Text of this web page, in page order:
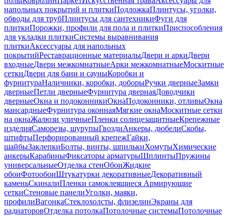
напольных покрытий и плиткиПодложкаПлинтусы, уголки,
обводы для трубПлинтусы для сантехникиФуги для
плиткиПорожки, профили для пола и плиткиПриспособления
для укладки плиткиСистемы выравнивания
плиткиАксессуары для напольных
покрытийРеставрационные материалыДвери и аркиДвери
входныеДвери межкомнатныеАрки межкомнатныеМоскитные
сеткиДвери для бани и сауныКоробки и
фурнитураНаличники, коробки, доборыРучки дверныеЗамки
дверныеПетли дверныеФурнитура двернаяДоводчики
дверныеОкна и подоконникиОкнаПодоконники, отливыОкна
мансардныеФурнитура оконнаяМягкие окнаМоскитные сетки
на окнаЖалюзи уличныеПленки солнцезащитныеКрепежные
изделияСаморезы, шурупыГвоздиАнкеры, дюбелиСкобы,
штифтыПерфорированный крепежГайки,
шайбыЗаклепкиБолты, винты, шпилькиХомутыХимические
анкерыКарабиныФиксаторы арматурыШплинтыПружины
универсальныеОтделка стенОбоиЖидкие
обоиФотообоиШтукатурки декоративныеДекоративный
каменьСкиналиПленки самоклеящиеся Армирующие
сеткиСтеновые панелиУголки, маяки,
профилиВагонкаСтеклохолсты, флизелинЭкраны для
радиаторовОтделка потолкаПотолочные системыПотолочные